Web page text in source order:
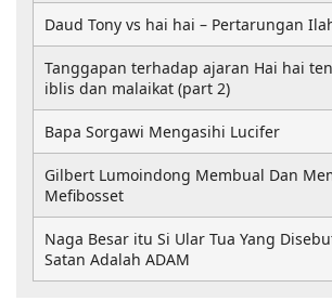
Daud Tony vs hai hai – Pertarungan
Tanggapan terhadap ajaran Hai hai
iblis dan malaikat (part 2)
Bapa Sorgawi Mengasihi Lucifer
Gilbert Lumoindong Membual Dan
Mefibosset
Naga Besar itu Si Ular Tua Yang
Satan Adalah ADAM